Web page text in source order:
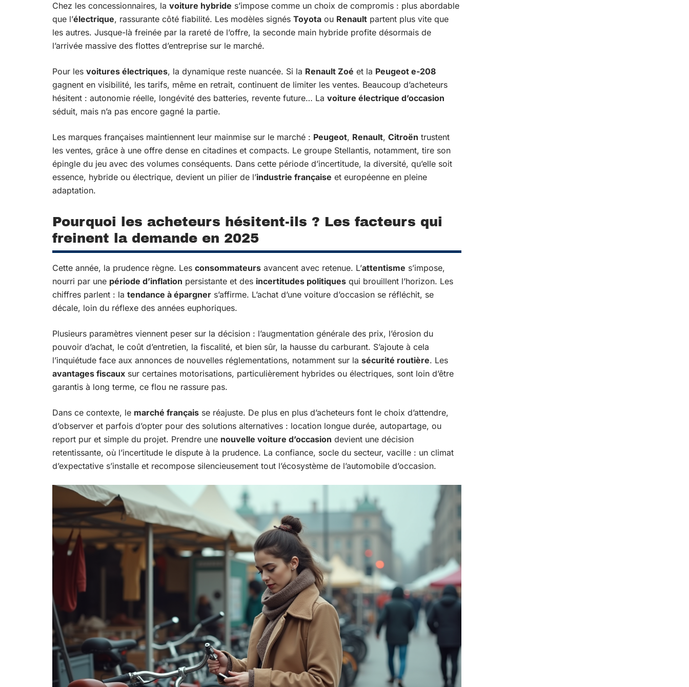
Chez les concessionnaires, la voiture hybride s’impose comme un choix de compromis : plus abordable
que l’électrique, rassurante côté fiabilité. Les modèles signés Toyota ou Renault partent plus vite que
les autres. Jusque-là freinée par la rareté de l’offre, la seconde main hybride profite désormais de
l’arrivée massive des flottes d’entreprise sur le marché.
Pour les voitures électriques, la dynamique reste nuancée. Si la Renault Zoé et la Peugeot e-208
gagnent en visibilité, les tarifs, même en retrait, continuent de limiter les ventes. Beaucoup d’acheteurs
hésitent : autonomie réelle, longévité des batteries, revente future… La voiture électrique d’occasion
séduit, mais n’a pas encore gagné la partie.
Les marques françaises maintiennent leur mainmise sur le marché : Peugeot, Renault, Citroën trustent
les ventes, grâce à une offre dense en citadines et compacts. Le groupe Stellantis, notamment, tire son
épingle du jeu avec des volumes conséquents. Dans cette période d’incertitude, la diversité, qu’elle soit
essence, hybride ou électrique, devient un pilier de l’industrie française et européenne en pleine
adaptation.
Pourquoi les acheteurs hésitent-ils ? Les facteurs qui
freinent la demande en 2025
Cette année, la prudence règne. Les consommateurs avancent avec retenue. L’attentisme s’impose,
nourri par une période d’inflation persistante et des incertitudes politiques qui brouillent l’horizon. Les
chiffres parlent : la tendance à épargner s’affirme. L’achat d’une voiture d’occasion se réfléchit, se
décale, loin du réflexe des années euphoriques.
Plusieurs paramètres viennent peser sur la décision : l’augmentation générale des prix, l’érosion du
pouvoir d’achat, le coût d’entretien, la fiscalité, et bien sûr, la hausse du carburant. S’ajoute à cela
l’inquiétude face aux annonces de nouvelles réglementations, notamment sur la sécurité routière. Les
avantages fiscaux sur certaines motorisations, particulièrement hybrides ou électriques, sont loin d’être
garantis à long terme, ce flou ne rassure pas.
Dans ce contexte, le marché français se réajuste. De plus en plus d’acheteurs font le choix d’attendre,
d’observer et parfois d’opter pour des solutions alternatives : location longue durée, autopartage, ou
report pur et simple du projet. Prendre une nouvelle voiture d’occasion devient une décision
retentissante, où l’incertitude le dispute à la prudence. La confiance, socle du secteur, vacille : un climat
d’expectative s’installe et recompose silencieusement tout l’écosystème de l’automobile d’occasion.